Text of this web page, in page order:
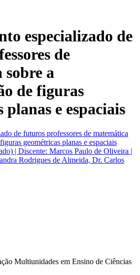
especializado de
de
sobre a
de figuras
planas e espaciais
de futuros professores de matemática
geométricas planas e espaciais
| Discente: Marcos Paulo de Oliveira |
Rodrigues de Almeida, Dr. Carlos
Multiunidades em Ensino de Ciências